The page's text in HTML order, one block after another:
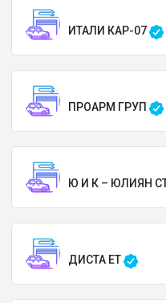
ИТАЛИ КАР-07
ПРОАРМ ГРУП
Ю И К – ЮЛИЯН
ДИСТА ЕТ